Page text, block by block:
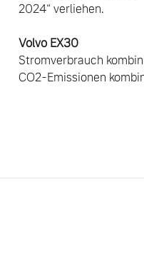
2024“ verliehen.
Volvo EX30
Stromverbrauch
CO2-Emissionen